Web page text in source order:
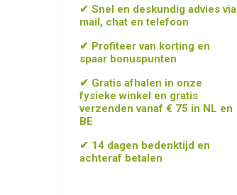
✔ Snel en deskundig advies via
mail, chat en telefoon
✔ Profiteer van korting en
spaar bonuspunten
✔ Gratis afhalen in onze
fysieke winkel en gratis
verzenden vanaf € 75 in NL en
BE
✔ 14 dagen bedenktijd en
achteraf betalen